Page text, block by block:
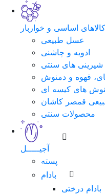
کالاهای اساسی و خواربار
عسل طبیعی
ادویه و چاشنی
های سنتی
قهوه و دمنوش
های کیسه ای
قمصر کاشان
محصولات سنتی
آجیـــــل
پسته
بادام
بادام درختی